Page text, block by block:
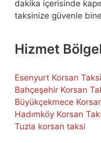
dakika içerisinde
taksinize güvenle
Hizmet
Esenyurt Korsan Taksi
Bahçeşehir Korsan
Büyükçekmece
Hadımköy Korsan
Tuzla korsan taksi